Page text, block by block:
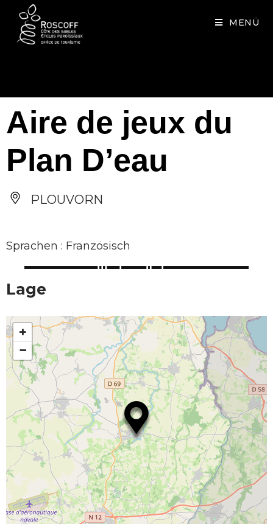
MENÜ
Aire de jeux du
Plan D’eau
PLOUVORN
Sprachen : Französisch
Lage
+
−
Cookies management panel